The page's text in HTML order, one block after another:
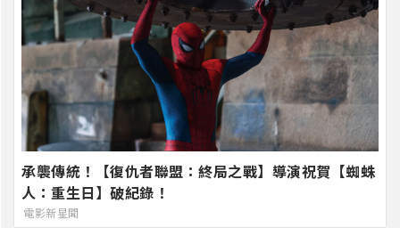
承襲傳統！【復仇者聯盟：終局之戰】導演祝賀【蜘蛛
人：重生日】破紀錄！
電影新星聞